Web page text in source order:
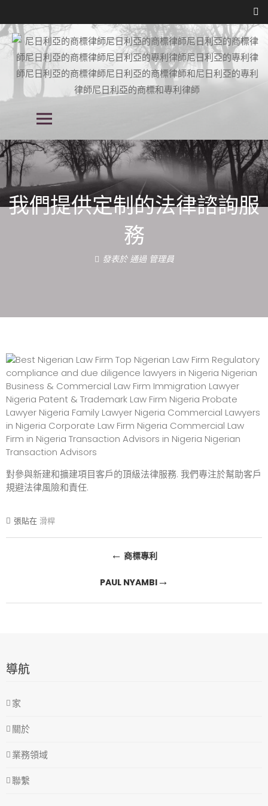
到
內
尼日利亞商標律師事務所, 尼日利亞的
專利律師事務所, 尼日利亞的知識產權
律師事務所,
在尼日利亞, 尼日利亞的知識產權律師事務所
我們提供定制的法律諮詢服
務
發表於 通過 管理員
對參與新建和擴建項目客戶的頂級法律服務. 我們專注於幫助客戶
規避法律風險和責任.
張貼在 滑桿
導
← 商標專利
PAUL NYAMBI→
導航
家
關於
業務領域
聯繫